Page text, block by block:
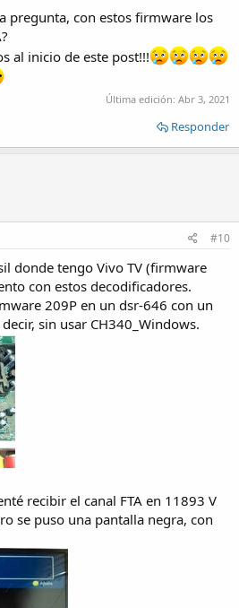
pregunta, con estos firmware los
al inicio de este post!!!
Última edición: Abr 3, 2021
Responder
#10
donde tengo Vivo TV (firmware
con estos decodificadores.
209P en un dsr-646 con un
decir, sin usar CH340_Windows.
recibir el canal FTA en 11893 V
se puso una pantalla negra, con